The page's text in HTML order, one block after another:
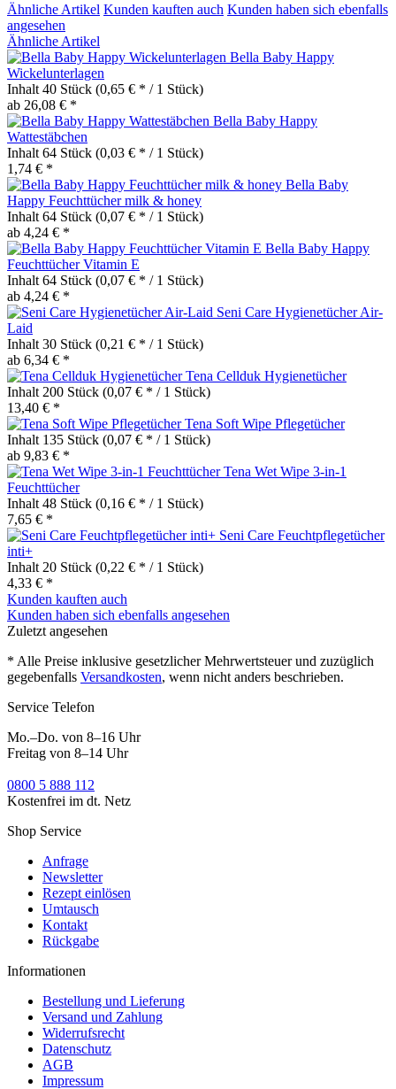
Ähnliche Artikel Kunden kauften auch Kunden haben sich ebenfalls
angesehen
Ähnliche Artikel
Bella Baby Happy
Wickelunterlagen
Inhalt 40 Stück (0,65 € * / 1 Stück)
ab 26,08 € *
Bella Baby Happy
Wattestäbchen
Inhalt 64 Stück (0,03 € * / 1 Stück)
1,74 € *
Bella Baby
Happy Feuchttücher milk & honey
Inhalt 64 Stück (0,07 € * / 1 Stück)
ab 4,24 € *
Bella Baby Happy
Feuchttücher Vitamin E
Inhalt 64 Stück (0,07 € * / 1 Stück)
ab 4,24 € *
Seni Care Hygienetücher Air-
Laid
Inhalt 30 Stück (0,21 € * / 1 Stück)
ab 6,34 € *
Tena Cellduk Hygienetücher
Inhalt 200 Stück (0,07 € * / 1 Stück)
13,40 € *
Tena Soft Wipe Pflegetücher
Inhalt 135 Stück (0,07 € * / 1 Stück)
ab 9,83 € *
Tena Wet Wipe 3-in-1
Feuchttücher
Inhalt 48 Stück (0,16 € * / 1 Stück)
7,65 € *
Seni Care Feuchtpflegetücher
inti+
Inhalt 20 Stück (0,22 € * / 1 Stück)
4,33 € *
Kunden kauften auch
Kunden haben sich ebenfalls angesehen
Zuletzt angesehen
* Alle Preise inklusive gesetzlicher Mehrwertsteuer und zuzüglich
gegebenfalls Versandkosten, wenn nicht anders beschrieben.
Service Telefon
Mo.–Do. von 8–16 Uhr
Freitag von 8–14 Uhr
0800 5 888 112
Kostenfrei im dt. Netz
Shop Service
Anfrage
Newsletter
Rezept einlösen
Umtausch
Kontakt
Rückgabe
Informationen
Bestellung und Lieferung
Versand und Zahlung
Widerrufsrecht
Datenschutz
AGB
Impressum